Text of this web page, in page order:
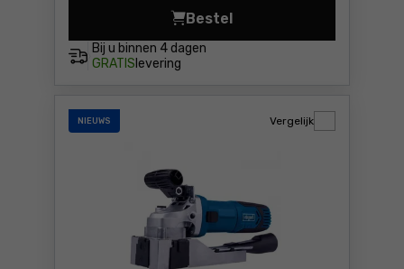
Bij u binnen 4 dagen
GRATIS levering
Bestel
Verffreesmachine Yato YT-
NIEUWS Vergelijk